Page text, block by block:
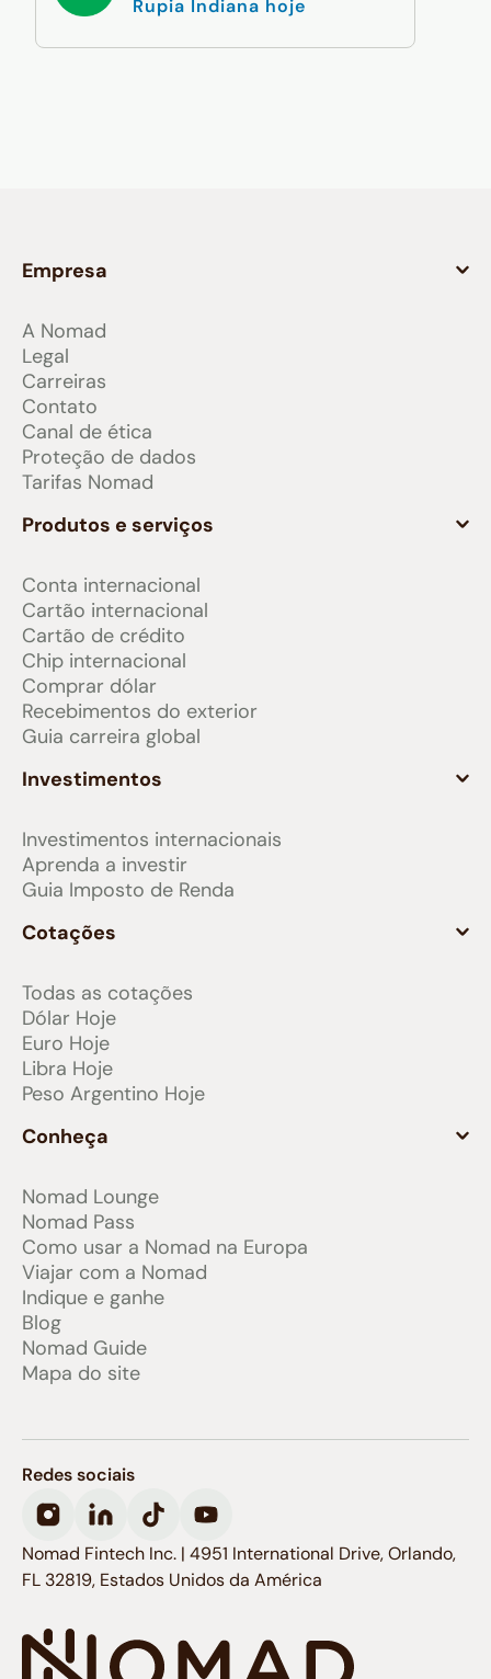
Rupia Indiana hoje
Empresa
A Nomad
Legal
Carreiras
Contato
Canal de ética
Proteção de dados
Tarifas Nomad
Produtos e serviços
Conta internacional
Cartão internacional
Cartão de crédito
Chip internacional
Comprar dólar
Recebimentos do exterior
Guia carreira global
Investimentos
Investimentos internacionais
Aprenda a investir
Guia Imposto de Renda
Cotações
Todas as cotações
Dólar Hoje
Euro Hoje
Libra Hoje
Peso Argentino Hoje
Conheça
Nomad Lounge
Nomad Pass
Como usar a Nomad na Europa
Viajar com a Nomad
Indique e ganhe
Blog
Nomad Guide
Mapa do site
Redes sociais
Nomad Fintech Inc. | 4951 International Drive, Orlando,
FL 32819, Estados Unidos da América